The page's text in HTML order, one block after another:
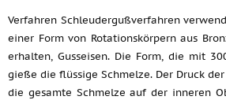
Verfahren Schleudergußverfahren
einer Form von Rotationskörpern aus
erhalten, Gusseisen. Die Form, die mit
gieße die flüssige Schmelze. Der Druck
die gesamte Schmelze auf der inneren